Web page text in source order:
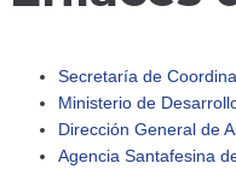
adersantafe
Secretaría de
Ministerio de
Dirección General de
Agencia Santafesina